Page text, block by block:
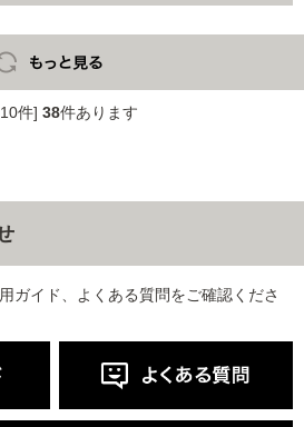
件] 38件あります
ガイド、よくある質問をご確認くださ